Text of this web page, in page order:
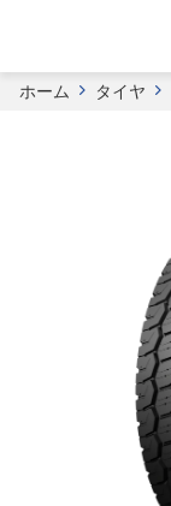
ホーム タイヤ